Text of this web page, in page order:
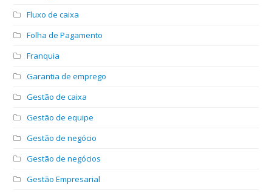
Fluxo de caixa
Folha de Pagamento
Franquia
Garantia de emprego
Gestão de caixa
Gestão de equipe
Gestão de negócio
Gestão de negócios
Gestão Empresarial